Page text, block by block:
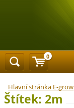
Hlavní stránka E-grow
Štítek: 2m
0